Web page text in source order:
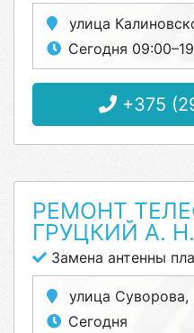
улица
Сегодня
+375
РЕМОНТ
ГРУЦКИЙ А. Н.
Замена антенны
улица Суворова,
Сегодня